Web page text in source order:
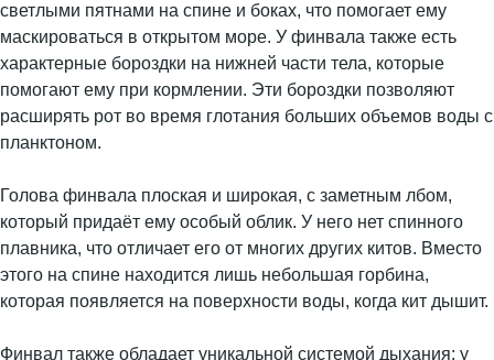
светлыми пятнами на спине и боках, что помогает ему
маскироваться в открытом море. У финвала также есть
характерные бороздки на нижней части тела, которые
помогают ему при кормлении. Эти бороздки позволяют
расширять рот во время глотания больших объемов воды с
планктоном.
Голова финвала плоская и широкая, с заметным лбом,
который придаёт ему особый облик. У него нет спинного
плавника, что отличает его от многих других китов. Вместо
этого на спине находится лишь небольшая горбина,
которая появляется на поверхности воды, когда кит дышит.
Финвал также обладает уникальной системой дыхания: у